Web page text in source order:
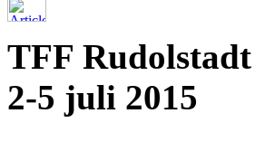
TFF Rudolstadt
2-5 juli 2015